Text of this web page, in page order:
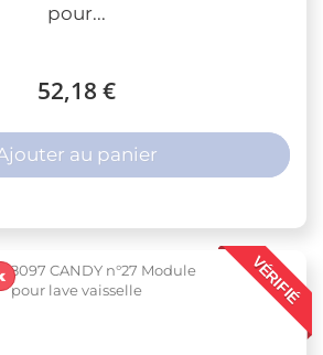
pour...
52,18 €
au panier
VÉRIFIÉ